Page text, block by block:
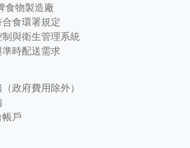
食物製造廠
食環署規定
與衛生管理系統
時配送需求
政府費用除外）
戶